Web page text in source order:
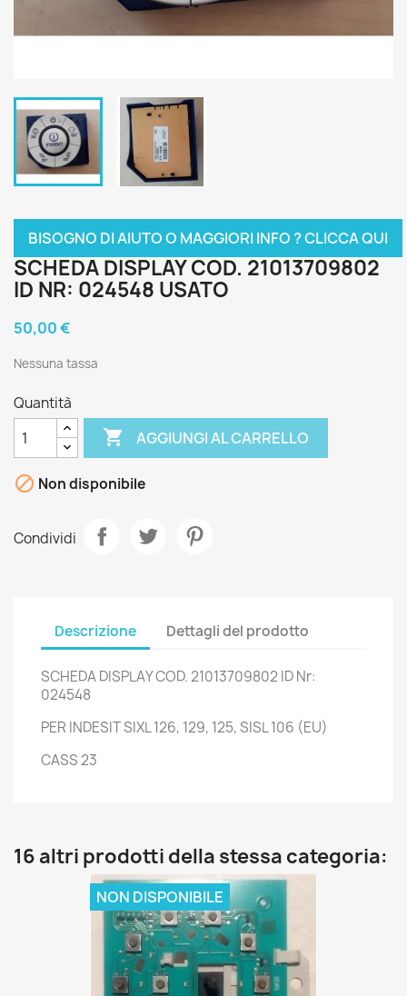
BISOGNO DI AIUTO O MAGGIORI INFO ? CLICCA QUI
SCHEDA DISPLAY COD. 21013709802
ID NR: 024548 USATO
50,00 €
Nessuna tassa
Quantità
 AGGIUNGI AL CARRELLO
 Non disponibile
Condividi
Descrizione Dettagli del prodotto
SCHEDA DISPLAY COD. 21013709802 ID Nr:
024548
PER INDESIT SIXL 126, 129, 125, SISL 106 (EU)
CASS 23
16 altri prodotti della stessa categoria:
NON DISPONIBILE